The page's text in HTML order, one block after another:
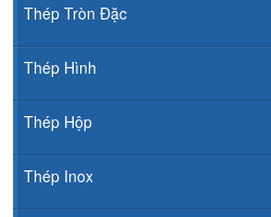
Thép Tròn Đặc
Thép Hình
Thép Hộp
Thép Inox